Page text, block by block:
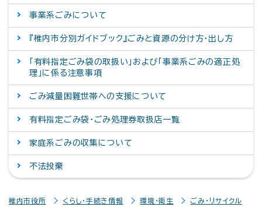
事業系ごみについて
『稚内市分別ガイドブック』ごみと資源の分け方・出し方
「有料指定ごみ袋の取扱い」および「事業系ごみの適正処
理」に係る注意事項
ごみ減量困難世帯への支援について
有料指定ごみ袋・ごみ処理券取扱店一覧
家庭系ごみの収集について
不法投棄
稚内市役所 くらし・手続き情報 環境・衛生
ごみ・リサイクル